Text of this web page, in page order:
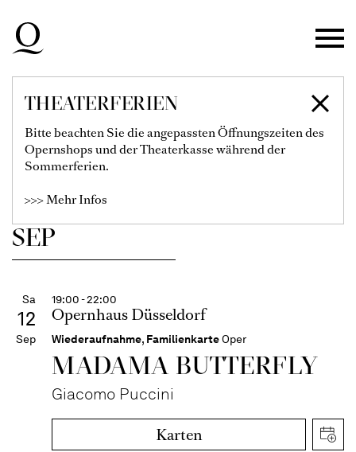
Zur Hauptnavigation springen
Zum Hauptinhalt springen
Zum Footer springen
THEATERFERIEN
Bitte beachten Sie die angepassten Öffnungszeiten des
Opernshops und der Theaterkasse während der
Sommerferien.
>>> Mehr Infos
SPIELPLAN
SEP
Sa
12
Sep
19:00 - 22:00
Opernhaus Düsseldorf
Wiederaufnahme, FamilienkarteOper
MADAMA BUTTER­FLY
Giacomo Puccini
Karten